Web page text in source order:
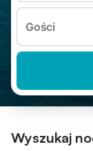
Gości
Wyszukaj